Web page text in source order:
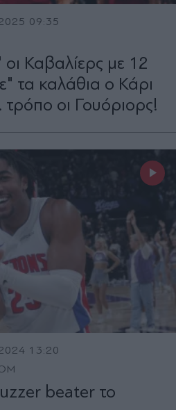
09:35
Καβαλίερς με 12
τα καλάθια ο Κάρι
οι Γουόριορς!
13:20
beater το